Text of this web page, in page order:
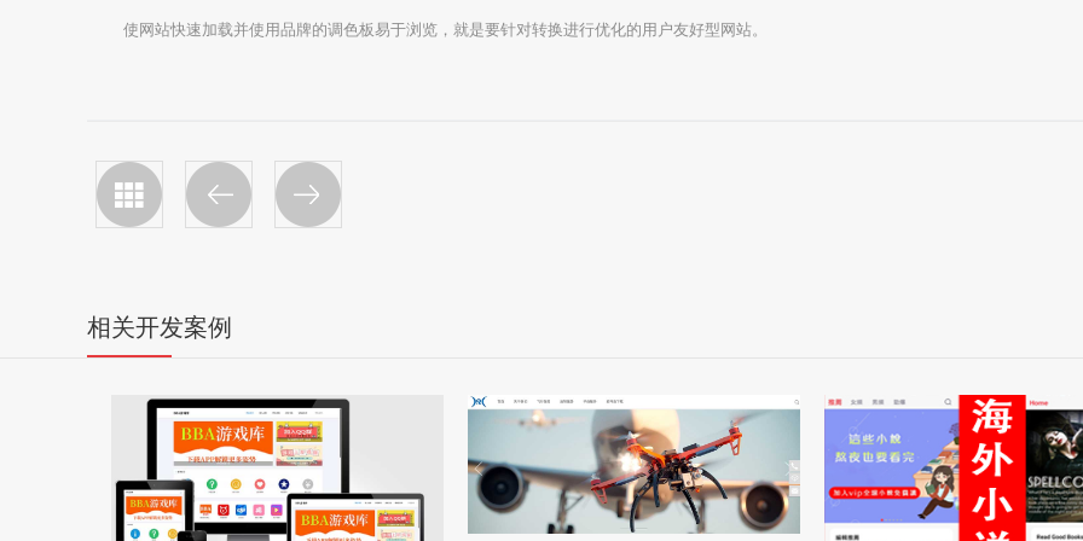
使网站快速加载并使用品牌的调色板易于浏览，就是要针对转换进行优化的用户友好型网站。
相关开发案例